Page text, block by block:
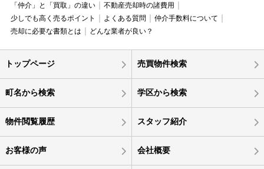
「仲介」と「買取」の違い
不動産売却時の諸費用
少しでも高く売るポイント
よくある質問
仲介手数料について
売却に必要な書類とは
どんな業者が良い？
トップページ 売買物件検索
町名から検索 学区から検索
物件閲覧履歴 スタッフ紹介
お客様の声 会社概要